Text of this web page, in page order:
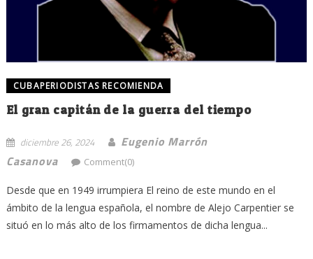
CUBAPERIODISTAS RECOMIENDA
El gran capitán de la guerra del tiempo
diciembre 26, 2024
Eugenio Marrón
Casanova
Comment(0)
Desde que en 1949 irrumpiera El reino de este mundo en el
ámbito de la lengua española, el nombre de Alejo Carpentier se
situó en lo más alto de los firmamentos de dicha lengua...